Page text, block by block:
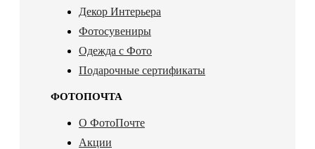
Декор Интерьера
Фотосувениры
Одежда с Фото
Подарочные сертификаты
ФОТОПОЧТА
О ФотоПочте
Акции